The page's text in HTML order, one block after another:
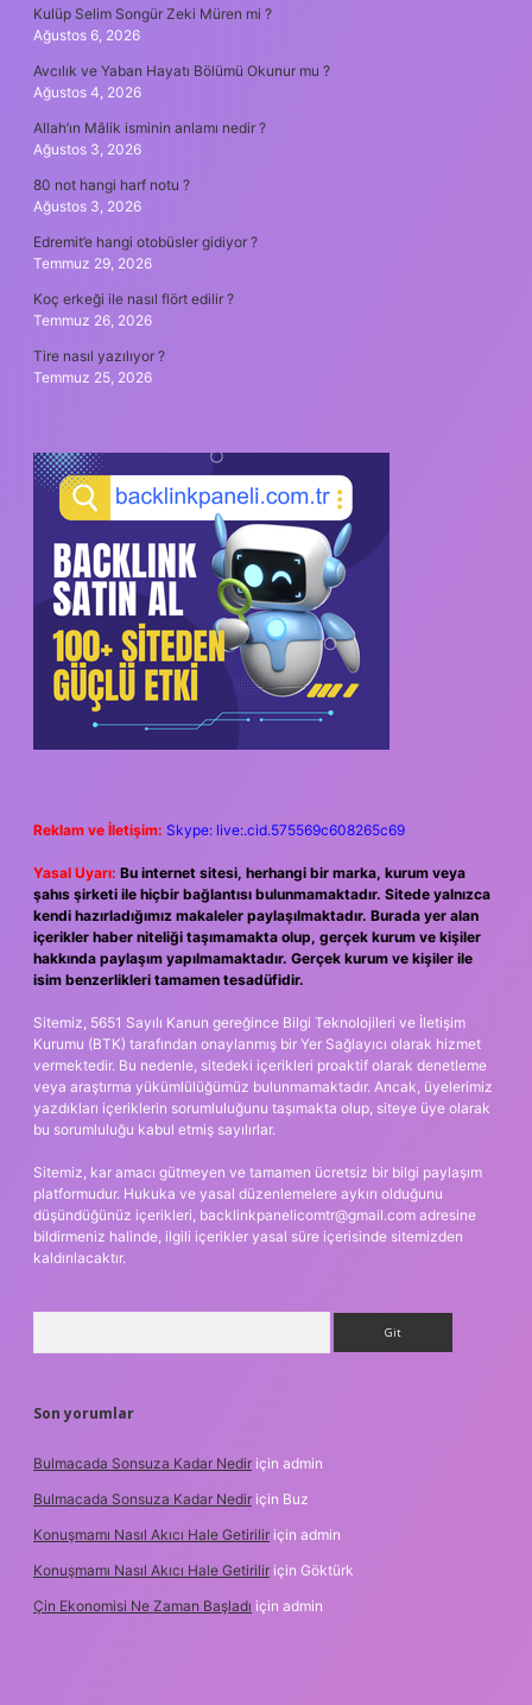
Kulüp Selim Songür Zeki Müren mi ?
Ağustos 6, 2026
Avcılık ve Yaban Hayatı Bölümü Okunur mu ?
Ağustos 4, 2026
Allah’ın Mâlik isminin anlamı nedir ?
Ağustos 3, 2026
80 not hangi harf notu ?
Ağustos 3, 2026
Edremit’e hangi otobüsler gidiyor ?
Temmuz 29, 2026
Koç erkeği ile nasıl flört edilir ?
Temmuz 26, 2026
Tire nasıl yazılıyor ?
Temmuz 25, 2026
Reklam ve İletişim: Skype: live:.cid.575569c608265c69
Yasal Uyarı: Bu internet sitesi, herhangi bir marka, kurum veya
şahıs şirketi ile hiçbir bağlantısı bulunmamaktadır. Sitede yalnızca
kendi hazırladığımız makaleler paylaşılmaktadır. Burada yer alan
içerikler haber niteliği taşımamakta olup, gerçek kurum ve kişiler
hakkında paylaşım yapılmamaktadır. Gerçek kurum ve kişiler ile
isim benzerlikleri tamamen tesadüfidir.
Sitemiz, 5651 Sayılı Kanun gereğince Bilgi Teknolojileri ve İletişim
Kurumu (BTK) tarafından onaylanmış bir Yer Sağlayıcı olarak hizmet
vermektedir. Bu nedenle, sitedeki içerikleri proaktif olarak denetleme
veya araştırma yükümlülüğümüz bulunmamaktadır. Ancak, üyelerimiz
yazdıkları içeriklerin sorumluluğunu taşımakta olup, siteye üye olarak
bu sorumluluğu kabul etmiş sayılırlar.
Sitemiz, kar amacı gütmeyen ve tamamen ücretsiz bir bilgi paylaşım
platformudur. Hukuka ve yasal düzenlemelere aykırı olduğunu
düşündüğünüz içerikleri, backlinkpanelicomtr@gmail.com adresine
bildirmeniz halinde, ilgili içerikler yasal süre içerisinde sitemizden
kaldırılacaktır.
Son yorumlar
Bulmacada Sonsuza Kadar Nedir için admin
Bulmacada Sonsuza Kadar Nedir için Buz
Konuşmamı Nasıl Akıcı Hale Getirilir için admin
Konuşmamı Nasıl Akıcı Hale Getirilir için Göktürk
Çin Ekonomisi Ne Zaman Başladı için admin